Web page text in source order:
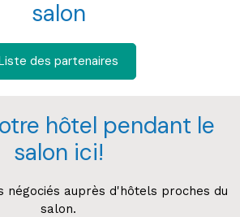
salon
des partenaires
hôtel pendant le
salon ici!
négociés auprès d'hôtels proches du
salon.